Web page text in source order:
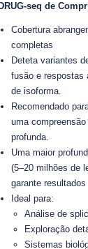
DRUG-seq de
Cobertura
completas
Deteta variantes
fusão e respostas
de isoforma.
Recomendado
uma
profunda.
Uma maior
(5–20 milhões de
garante
Ideal para:
Análise de
Exploração
Sistemas